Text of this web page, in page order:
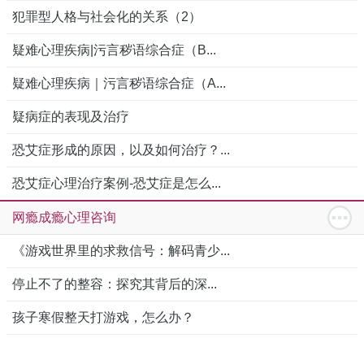
犯罪型人格与社会化的关系（2）
疑难心理疾病|污言秽语综合症（B...
疑难心理疾病｜污言秽语综合症（A...
疑病症的表现及治疗
恐艾症形成的原因，以及如何治疗？...
恐艾症心理治疗案例-恐艾症是怎么...
网瘾成瘾心理咨询
《游戏世界里的求救信号：解码青少...
停止不了的整容：探究其背后的深...
孩子寒假整天打游戏，怎么办？